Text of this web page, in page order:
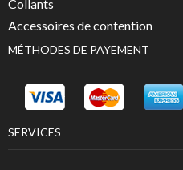
Collants
Accessoires de contention
MÉTHODES DE PAYEMENT
SERVICES